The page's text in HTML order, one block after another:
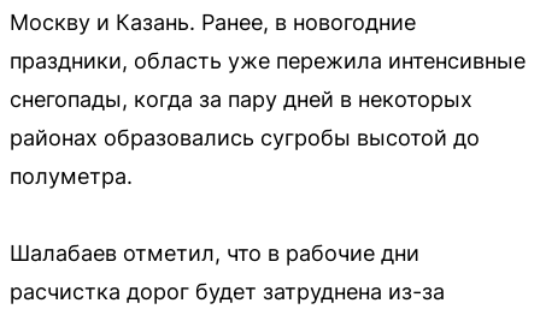
Москву и Казань. Ранее, в новогодние
праздники, область уже пережила интенсивные
снегопады, когда за пару дней в некоторых
районах образовались сугробы высотой до
полуметра.
Шалабаев отметил, что в рабочие дни
расчистка дорог будет затруднена из-за